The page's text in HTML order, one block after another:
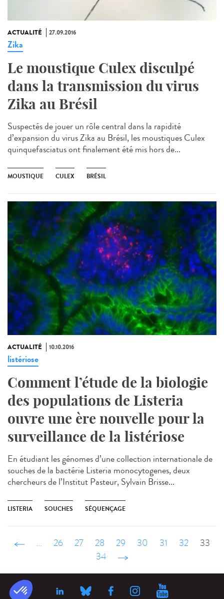
ACTUALITÉ 27.09.2016
Zika
Le moustique Culex disculpé
dans la transmission du virus
Zika au Brésil
Suspectés de jouer un rôle central dans la rapidité
d’expansion du virus Zika au Brésil, les moustiques Culex
quinquefasciatus ont finalement été mis hors de...
MOUSTIQUE CULEX BRÉSIL
ACTUALITÉ 10.10.2016
listériose
Comment l’étude de la biologie
des populations de Listeria
ouvre une ère nouvelle pour la
surveillance de la listériose
En étudiant les génomes d’une collection internationale de
souches de la bactérie Listeria monocytogenes, deux
chercheurs de l’Institut Pasteur, Sylvain Brisse...
LISTERIA SOUCHES SÉQUENÇAGE
‹ précédent
… 26 27 28 29 30 31 32
33
34
suivant ›